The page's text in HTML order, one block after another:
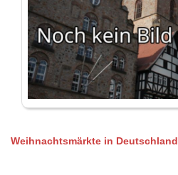
Weihnachtsmärkte in Deutschland